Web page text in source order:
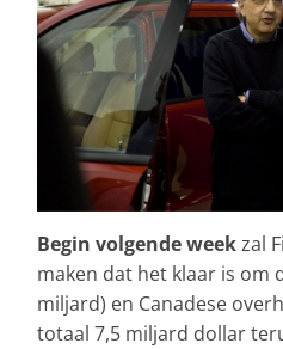
Begin volgende weekzal
maken dat het klaar is om
miljard) en Canadese
totaal 7,5 miljard dollar